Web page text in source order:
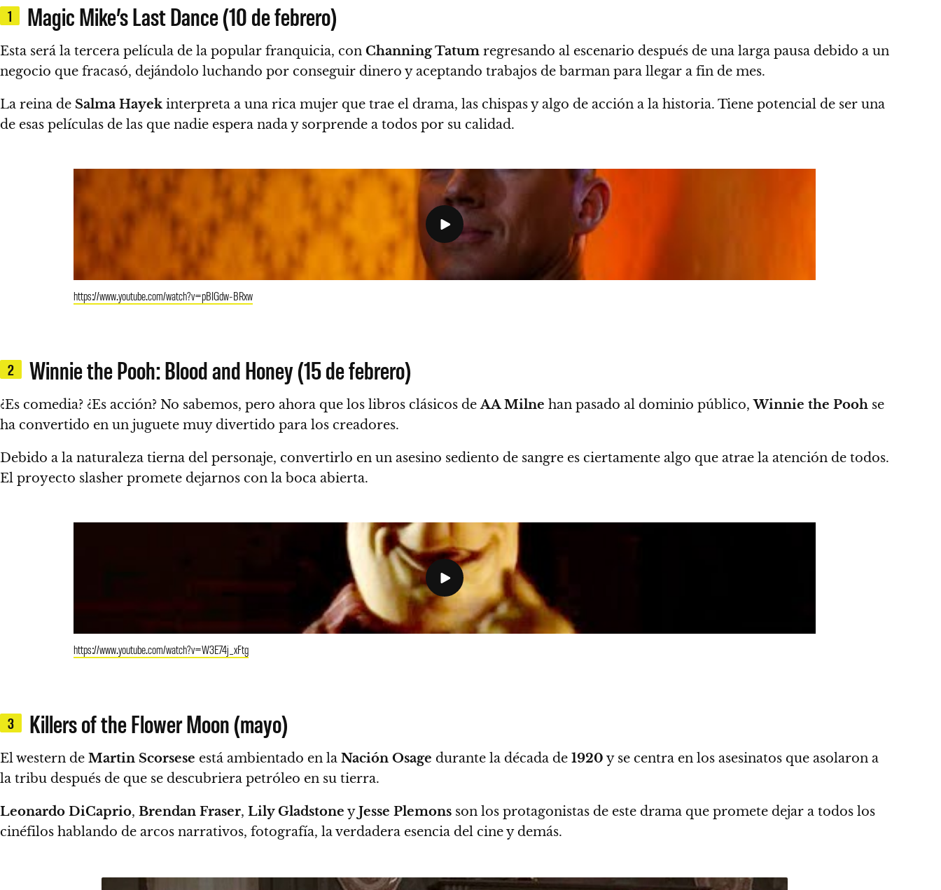
1 Magic Mike’s Last Dance (10 de febrero)
Esta será la tercera película de la popular franquicia, con Channing Tatum regresando al escenario después de una larga pausa debido a un
negocio que fracasó, dejándolo luchando por conseguir dinero y aceptando trabajos de barman para llegar a fin de mes.
La reina de Salma Hayek interpreta a una rica mujer que trae el drama, las chispas y algo de acción a la historia. Tiene potencial de ser una
de esas películas de las que nadie espera nada y sorprende a todos por su calidad.
https://www.youtube.com/watch?v=pBIGdw-BRxw
2 Winnie the Pooh: Blood and Honey (15 de febrero)
¿Es comedia? ¿Es acción? No sabemos, pero ahora que los libros clásicos deAA Milne han pasado al dominio público,Winnie the Pooh se
ha convertido en un juguete muy divertido para los creadores.
Debido a la naturaleza tierna del personaje, convertirlo en un asesino sediento de sangre es ciertamente algo que atrae la atención de todos.
El proyecto slasher promete dejarnos con la boca abierta.
https://www.youtube.com/watch?v=W3E74j_xFtg
3 Killers of the Flower Moon (mayo)
El western de Martin Scorsese está ambientado en la Nación Osage durante la década de 1920 y se centra en los asesinatos que asolaron a
la tribu después de que se descubriera petróleo en su tierra.
Leonardo DiCaprio, Brendan Fraser, Lily Gladstone yJesse Plemons son los protagonistas de este drama que promete dejar a todos los
cinéfilos hablando de arcos narrativos, fotografía, la verdadera esencia del cine y demás.